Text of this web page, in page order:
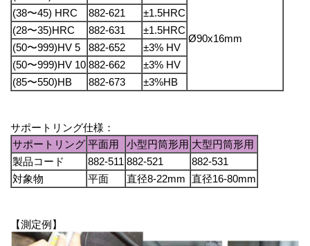
Ø90x16mm
(38〜45) HRC 882-621
±1.5HRC
(28〜35)HRC
882-631
±1.5HRC
(50〜999)HV 5
882-652
±3% HV
(50〜999)HV 10 882-662
±3% HV
(85〜550)HB
882-673 ±3%HB
サポートリング仕様：
サポートリング 平面用 小型円筒形用 大型円筒形用
製品コード
882-511 882-521
882-531
対象物
平面 直径8-22mm 直径16-80mm
【測定例】